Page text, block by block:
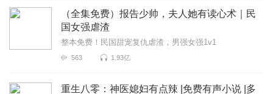
（全集免费）报告少帅，夫人她有读心术｜民
国女强虐渣
整本免费！民国甜宠复仇虐渣，男强女强1v1
563 1.93亿
重生八零：神医媳妇有点辣 |免费有声小说 |多